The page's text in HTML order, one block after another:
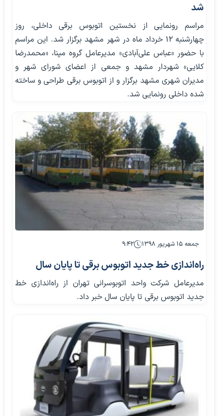
شد
مراسم رونمایی از نخستین اتوبوس برقی داخلی، روز
چهارشنبه ۱۲ خرداد ماه در شهر مشهد برگزار شد. این مراسم
با حضور «عباس علی‌آبادی» مدیرعامل گروه مپنا، «محمدرضا
کلایی» شهردار مشهد و جمعی از اعضای شورای شهر و
مدیران شهری مشهد برگزار و از اتوبوس برقی طراحی و ساخته
شده داخلی رونمایی شد.
جمعه ۱۵ شهریور ۱۳۹۸ ۹:۴۲
راه‌اندازی خط جدید اتوبوس برقی تا پایان سال
مدیرعامل شرکت واحد اتوبوسرانی تهران از راه‌اندازی خط
جدید اتوبوس برقی تا پایان سال خبر داد.